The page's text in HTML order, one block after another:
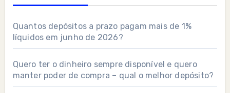
Quantos depósitos a prazo pagam mais de 1%
líquidos em junho de 2026?
Quero ter o dinheiro sempre disponível e quero
manter poder de compra – qual o melhor depósito?